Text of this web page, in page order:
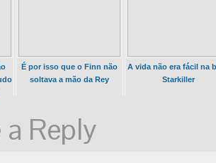
É por isso que o Finn não
soltava a mão da Rey
A vida não era fácil na
Starkiller
a Reply